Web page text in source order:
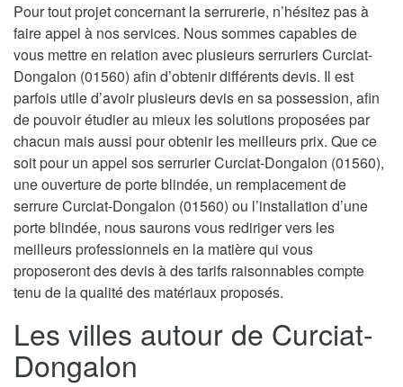
Pour tout projet concernant la serrurerie, n’hésitez pas à
faire appel à nos services. Nous sommes capables de
vous mettre en relation avec plusieurs serruriers Curciat-
Dongalon (01560) afin d’obtenir différents devis. Il est
parfois utile d’avoir plusieurs devis en sa possession, afin
de pouvoir étudier au mieux les solutions proposées par
chacun mais aussi pour obtenir les meilleurs prix. Que ce
soit pour un appel sos serrurier Curciat-Dongalon (01560),
une ouverture de porte blindée, un remplacement de
serrure Curciat-Dongalon (01560) ou l’installation d’une
porte blindée, nous saurons vous rediriger vers les
meilleurs professionnels en la matière qui vous
proposeront des devis à des tarifs raisonnables compte
tenu de la qualité des matériaux proposés.
Les villes autour de Curciat-
Dongalon